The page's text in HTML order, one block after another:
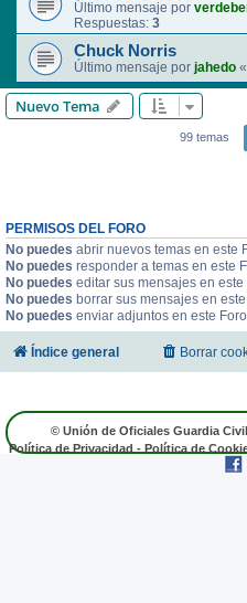
Último mensaje por
Respuestas: 3
Chuck Norris
Último mensaje por jahedo «
Nuevo Tema
99 temas
PERMISOS DEL FORO
No puedes abrir nuevos temas en este
No puedes responder a temas en este
No puedes editar sus mensajes en este
No puedes borrar sus mensajes en
No puedes enviar adjuntos en este Foro
Índice general Borrar
© Unión de Oficiales Guardia
Política de Privacidad - Política de